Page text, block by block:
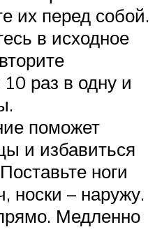
их перед собой.
в исходное
раз в одну и
поможет
и избавиться
ноги
носки – наружу.
Медленно